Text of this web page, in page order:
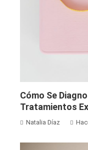
Cómo Se
Tratamientos
Natalia Díaz